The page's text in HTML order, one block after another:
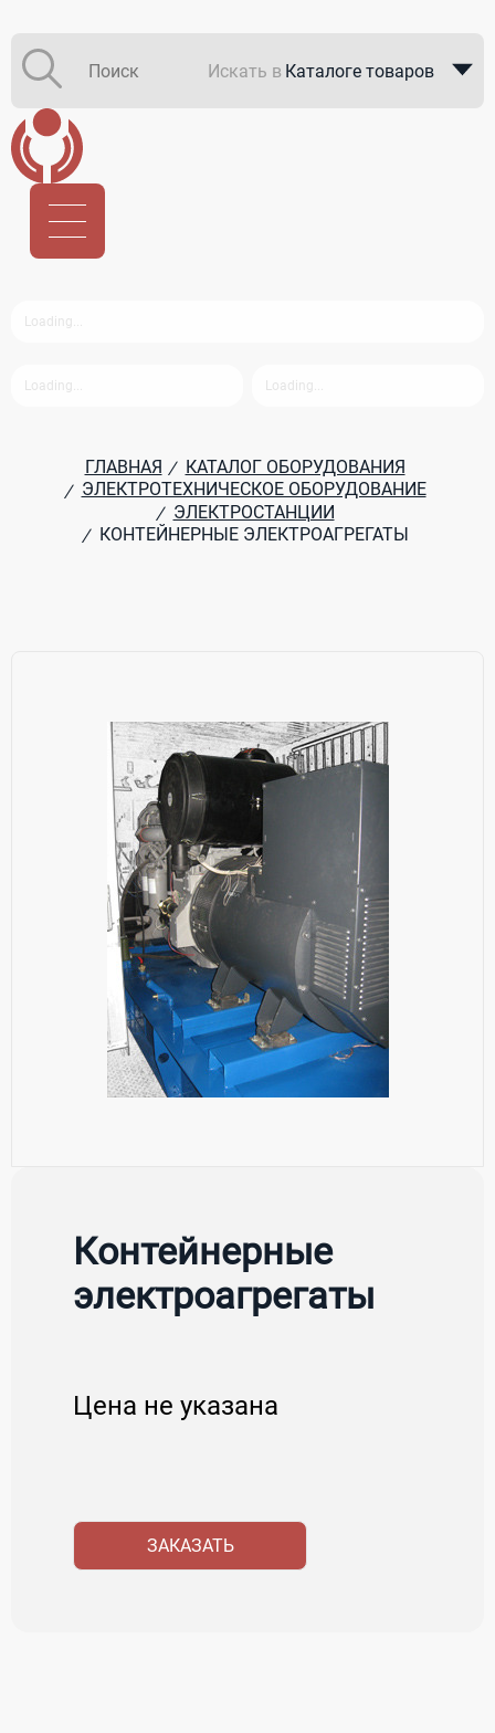
Искать в Каталоге товаров
ГЛАВНАЯ / КАТАЛОГ ОБОРУДОВАНИЯ
/ ЭЛЕКТРОТЕХНИЧЕСКОЕ ОБОРУДОВАНИЕ
/ ЭЛЕКТРОСТАНЦИИ
/ КОНТЕЙНЕРНЫЕ ЭЛЕКТРОАГРЕГАТЫ
Контейнерные
электроагрегаты
Цена не указана
ЗАКАЗАТЬ